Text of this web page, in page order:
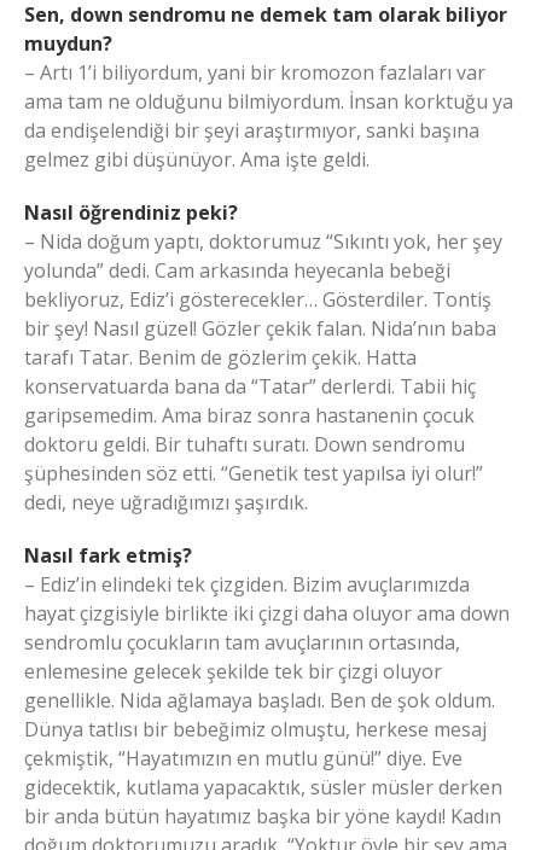
Sen, down sendromu ne demek tam olarak biliyor
muydun?
– Artı 1’i biliyordum, yani bir kromozon fazlaları var
ama tam ne olduğunu bilmiyordum. İnsan korktuğu ya
da endişelendiği bir şeyi araştırmıyor, sanki başına
gelmez gibi düşünüyor. Ama işte geldi.
Nasıl öğrendiniz peki?
– Nida doğum yaptı, doktorumuz “Sıkıntı yok, her şey
yolunda” dedi. Cam arkasında heyecanla bebeği
bekliyoruz, Ediz’i gösterecekler… Gösterdiler. Tontiş
bir şey! Nasıl güzel! Gözler çekik falan. Nida’nın baba
tarafı Tatar. Benim de gözlerim çekik. Hatta
konservatuarda bana da “Tatar” derlerdi. Tabii hiç
garipsemedim. Ama biraz sonra hastanenin çocuk
doktoru geldi. Bir tuhaftı suratı. Down sendromu
şüphesinden söz etti. “Genetik test yapılsa iyi olur!”
dedi, neye uğradığımızı şaşırdık.
Nasıl fark etmiş?
– Ediz’in elindeki tek çizgiden. Bizim avuçlarımızda
hayat çizgisiyle birlikte iki çizgi daha oluyor ama down
sendromlu çocukların tam avuçlarının ortasında,
enlemesine gelecek şekilde tek bir çizgi oluyor
genellikle. Nida ağlamaya başladı. Ben de şok oldum.
Dünya tatlısı bir bebeğimiz olmuştu, herkese mesaj
çekmiştik, “Hayatımızın en mutlu günü!” diye. Eve
gidecektik, kutlama yapacaktık, süsler müsler derken
bir anda bütün hayatımız başka bir yöne kaydı! Kadın